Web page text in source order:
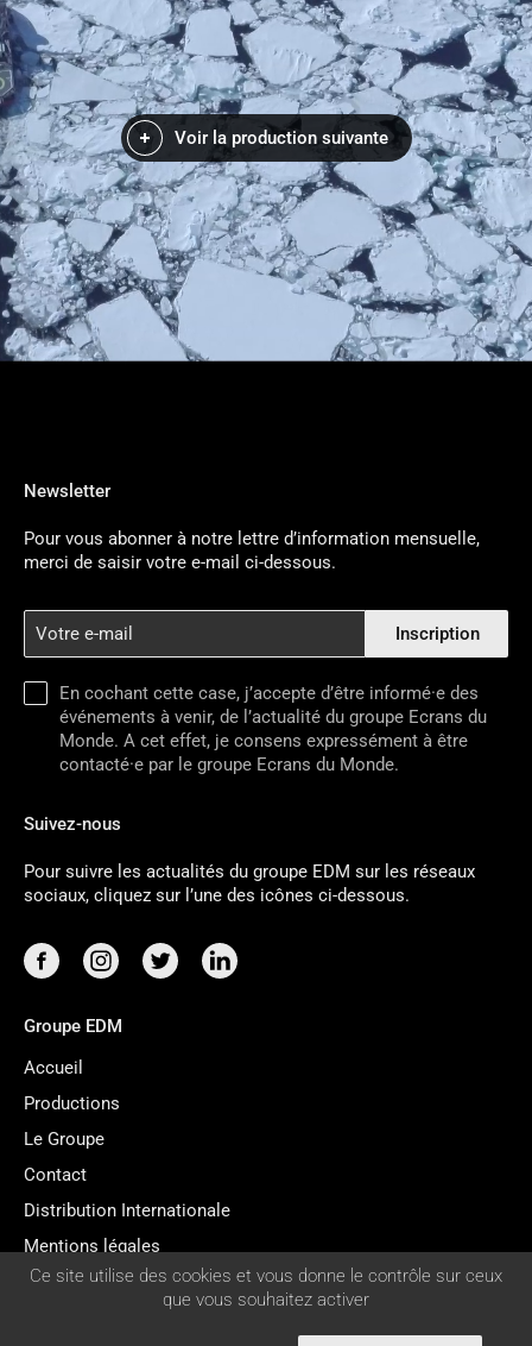
GESTION
Ce site utilise des cookies et vous donne le contrôle sur ceux
que vous souhaitez activer
Voir la production suivante
Newsletter
Pour vous abonner à notre lettre d’information mensuelle,
merci de saisir votre e-mail ci-dessous.
En cochant cette case, j’accepte d’être informé·e des
événements à venir, de l’actualité du groupe Ecrans du
Monde. A cet effet, je consens expressément à être
contacté·e par le groupe Ecrans du Monde.
Inscription
Suivez-nous
Pour suivre les actualités du groupe EDM sur les réseaux
sociaux, cliquez sur l’une des icônes ci-dessous.
Groupe EDM
Accueil
Productions
Le Groupe
Contact
Distribution Internationale
Mentions légales
Gestion des cookies